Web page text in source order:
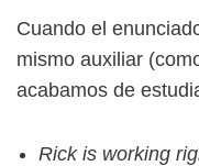
Cuando el
mismo auxiliar
acabamos de
Rick is working